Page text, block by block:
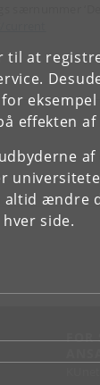
at
effekten af
altid ændre
side.
særnummer
FOR